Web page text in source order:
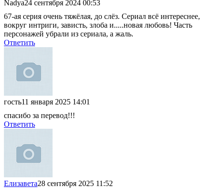
Nadya24 сентября 2024 00:53
67-ая серия очень тяжёлая, до слёз. Сериал всё интереснее,
вокруг интриги, зависть, злоба и.....новая любовь! Часть
персонажей убрали из сериала, а жаль.
Ответить
гость11 января 2025 14:01
спасибо за перевод!!!
Ответить
Елизавета28 сентября 2025 11:52